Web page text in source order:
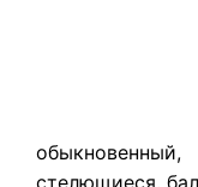
стелющиеся,